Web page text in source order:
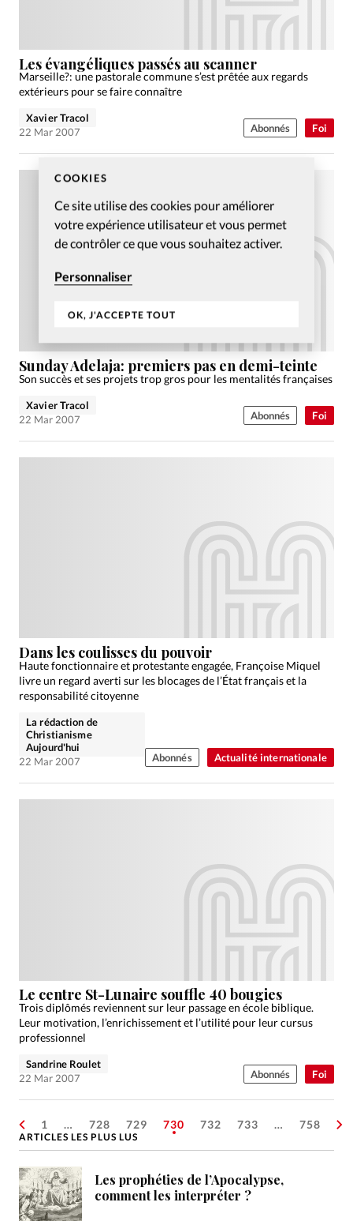
COOKIES
Ce site utilise des cookies pour améliorer
votre expérience utilisateur et vous permet
de contrôler ce que vous souhaitez activer.
Personnaliser
OK, J'ACCEPTE TOUT
Foi
Les évangéliques passés au scanner
Marseille?: une pastorale commune s’est prêtée aux regards
extérieurs pour se faire connaître
Xavier Tracol
22 Mar 2007
Abonnés
Foi
Sunday Adelaja: premiers pas en demi-teinte
Son succès et ses projets trop gros pour les mentalités françaises
Xavier Tracol
22 Mar 2007
Abonnés
Actualité internationale
Dans les coulisses du pouvoir
Haute fonctionnaire et protestante engagée, Françoise Miquel
livre un regard averti sur les blocages de l’État français et la
responsabilité citoyenne
La rédaction de
Christianisme
Aujourd'hui
22 Mar 2007
Abonnés
Foi
Le centre St-Lunaire souffle 40 bougies
Trois diplômés reviennent sur leur passage en école biblique.
Leur motivation, l’enrichissement et l’utilité pour leur cursus
professionnel
Sandrine Roulet
22 Mar 2007
Abonnés
1 … 728 729 730 732 733 … 758
ARTICLES LES PLUS LUS
Les prophéties de l’Apocalypse,
comment les interpréter ?